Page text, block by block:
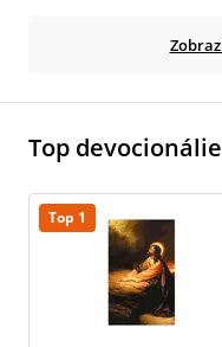
Top devocionálie
Top 1